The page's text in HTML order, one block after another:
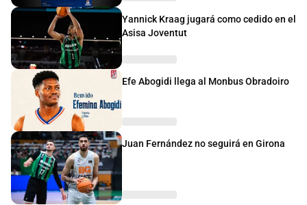
Yannick Kraag jugará como cedido en el
Asisa Joventut
Efe Abogidi llega al Monbus Obradoiro
Juan Fernández no seguirá en Girona